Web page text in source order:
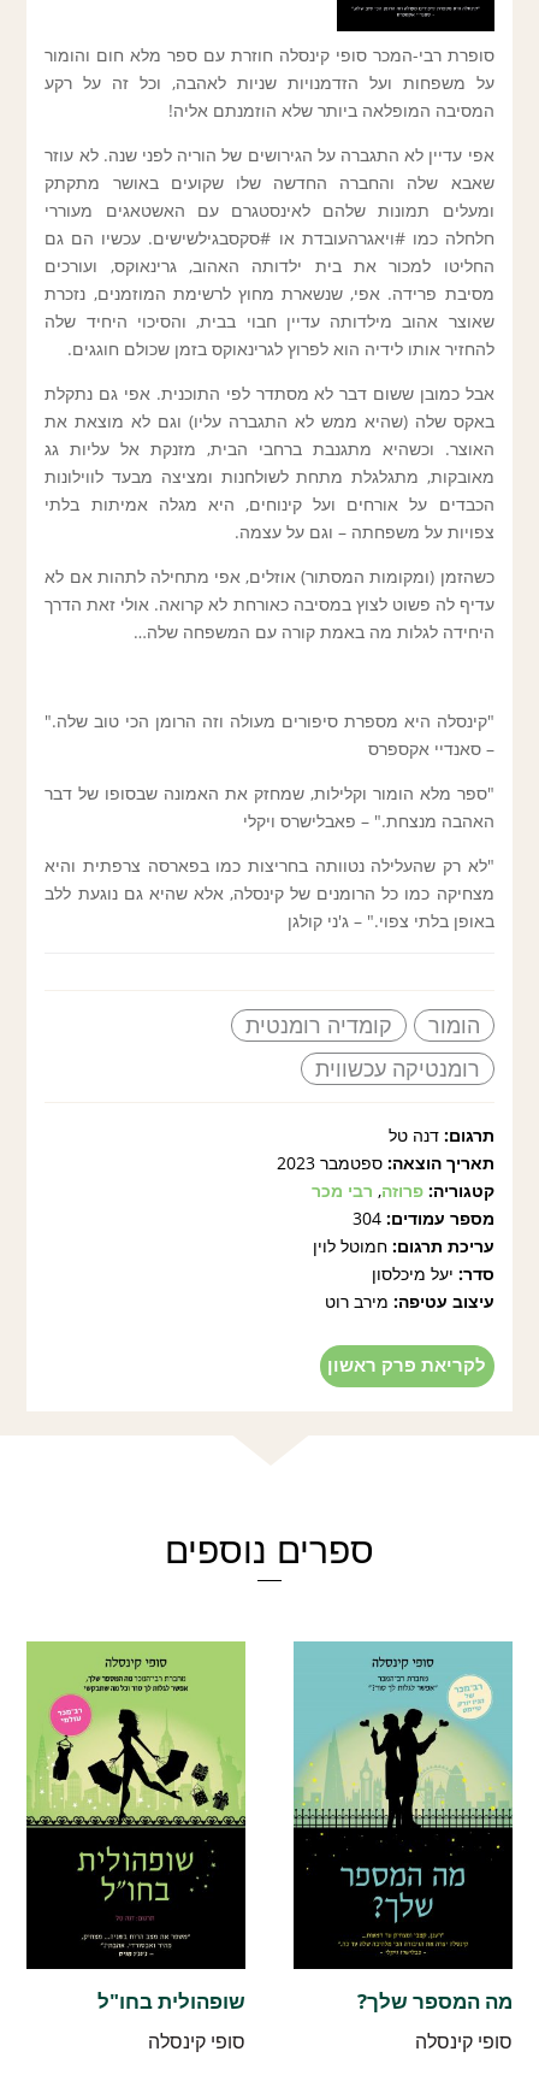
סופרת רבי-המכר סופי קינסלה חוזרת עם ספר מלא חום והומור
על משפחות ועל הזדמנויות שניות לאהבה, וכל זה על רקע
המסיבה המופלאה ביותר שלא הוזמנתם אליה!
אפי עדיין לא התגברה על הגירושים של הוריה לפני שנה. לא עוזר
שאבא שלה והחברה החדשה שלו שקועים באושר מתקתק
ומעלים תמונות שלהם לאינסטגרם עם האשטאגים מעוררי
חלחלה כמו #ויאגרהעובדת או #סקסבגילשישים. עכשיו הם גם
החליטו למכור את בית ילדותה האהוב, גרינאוקס, ועורכים
מסיבת פרידה. אפי, שנשארת מחוץ לרשימת המוזמנים, נזכרת
שאוצר אהוב מילדותה עדיין חבוי בבית, והסיכוי היחיד שלה
להחזיר אותו לידיה הוא לפרוץ לגרינאוקס בזמן שכולם חוגגים.
אבל כמובן ששום דבר לא מסתדר לפי התוכנית. אפי גם נתקלת
באקס שלה (שהיא ממש לא התגברה עליו) וגם לא מוצאת את
האוצר. וכשהיא מתגנבת ברחבי הבית, מזנקת אל עליות גג
מאובקות, מתגלגלת מתחת לשולחנות ומציצה מבעד לווילונות
הכבדים על אורחים ועל קינוחים, היא מגלה אמיתות בלתי
צפויות על משפחתה – וגם על עצמה.
כשהזמן (ומקומות המסתור) אוזלים, אפי מתחילה לתהות אם לא
עדיף לה פשוט לצוץ במסיבה כאורחת לא קרואה. אולי זאת הדרך
היחידה לגלות מה באמת קורה עם המשפחה שלה…
"קינסלה היא מספרת סיפורים מעולה וזה הרומן הכי טוב שלה."
– סאנדיי אקספרס
"ספר מלא הומור וקלילות, שמחזק את האמונה שבסופו של דבר
האהבה מנצחת." – פאבלישרס ויקלי
"לא רק שהעלילה נטוותה בחריצות כמו בפארסה צרפתית והיא
מצחיקה כמו כל הרומנים של קינסלה, אלא שהיא גם נוגעת ללב
באופן בלתי צפוי." – ג'ני קולגן
הומור
קומדיה רומנטית
רומנטיקה עכשווית
לקריאת פרק ראשון
תרגום:דנה טל
תאריך הוצאה:ספטמבר 2023
קטגוריה:פרוזה, רבי מכר
מספר עמודים:304
עריכת תרגום:חמוטל לוין
סדר: יעל מיכלסון
עיצוב עטיפה: מירב רוט
ספרים נוספים
מה המספר שלך?
סופי קינסלה
שופהולית בחו"ל
סופי קינסלה